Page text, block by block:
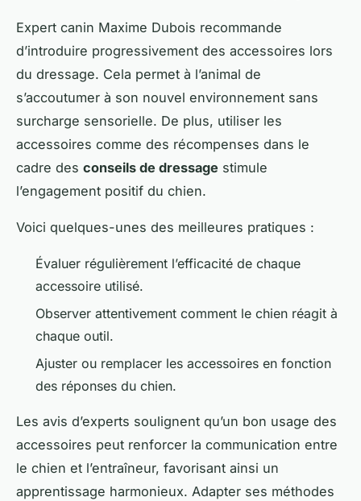
Expert canin Maxime Dubois recommande
d’introduire progressivement des accessoires lors
du dressage. Cela permet à l’animal de
s’accoutumer à son nouvel environnement sans
surcharge sensorielle. De plus, utiliser les
accessoires comme des récompenses dans le
cadre des conseils de dressage stimule
l’engagement positif du chien.
Voici quelques-unes des meilleures pratiques :
Évaluer régulièrement l’efficacité de chaque
accessoire utilisé.
Observer attentivement comment le chien réagit à
chaque outil.
Ajuster ou remplacer les accessoires en fonction
des réponses du chien.
Les avis d’experts soulignent qu’un bon usage des
accessoires peut renforcer la communication entre
le chien et l’entraîneur, favorisant ainsi un
apprentissage harmonieux. Adapter ses méthodes